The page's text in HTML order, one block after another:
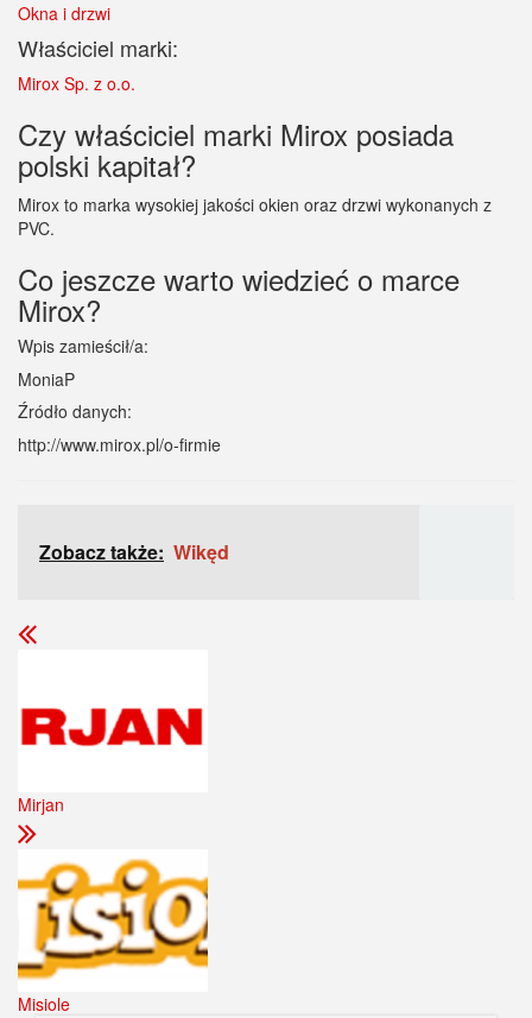
Okna i drzwi
Właściciel marki:
Mirox Sp. z o.o.
Czy właściciel marki Mirox posiada
polski kapitał?
Mirox to marka wysokiej jakości okien oraz drzwi wykonanych z
PVC.
Co jeszcze warto wiedzieć o marce
Mirox?
Wpis zamieścił/a:
MoniaP
Źródło danych:
http://www.mirox.pl/o-firmie
Zobacz także: Wikęd
Mirjan
Misiole